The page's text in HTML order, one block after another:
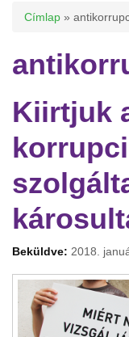
Jelenlegi
Címlap »
Kiirtjuk
Beküldve: 2018.